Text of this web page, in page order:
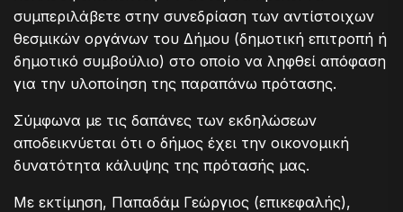
συμπεριλάβετε στην συνεδρίαση των αντίστοιχων
θεσμικών οργάνων του Δήμου (δημοτική επιτροπή ή
δημοτικό συμβούλιο) στο οποίο να ληφθεί απόφαση
για την υλοποίηση της παραπάνω πρότασης.
Σύμφωνα με τις δαπάνες των εκδηλώσεων
αποδεικνύεται ότι ο δήμος έχει την οικονομική
δυνατότητα κάλυψης της πρότασής μας.
Με εκτίμηση, Παπαδάμ Γεώργιος (επικεφαλής),